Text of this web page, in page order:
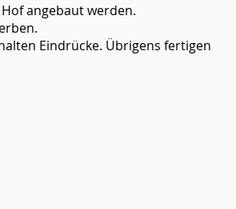
angebaut werden.
Eindrücke. Übrigens fertigen